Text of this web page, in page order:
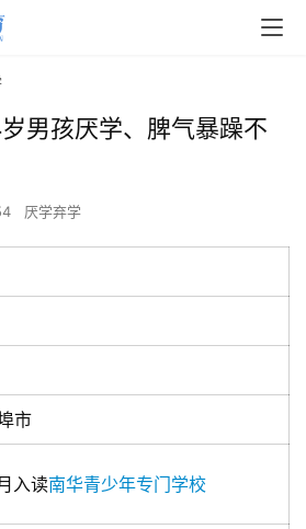
男孩厌学、脾气暴躁不
厌学弃学
市
入读南华青少年专门学校